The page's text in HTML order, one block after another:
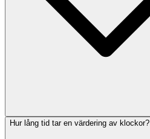
Hur lång tid tar en värdering av klockor?